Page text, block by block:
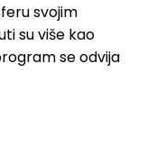
svojim
su više kao
se odvija